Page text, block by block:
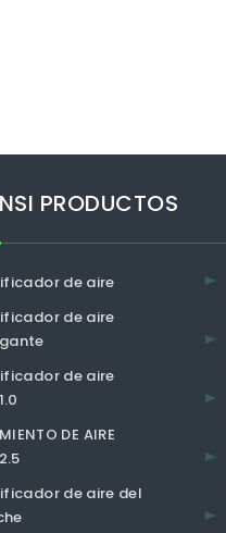
PRODUCTOS
de aire
de aire
de aire
DE AIRE
de aire del